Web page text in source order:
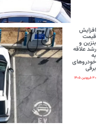
افزایش
قیمت
بنزین و
رشد علاقه
به
خودروهای
برقی
۳۰ فروردین ۱۴۰۵